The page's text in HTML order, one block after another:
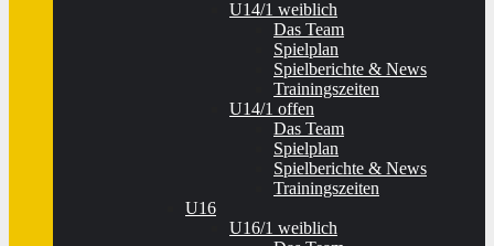
U14/1 weiblich
Das Team
Spielplan
Spielberichte & News
Trainingszeiten
U14/1 offen
Das Team
Spielplan
Spielberichte & News
Trainingszeiten
U16
U16/1 weiblich